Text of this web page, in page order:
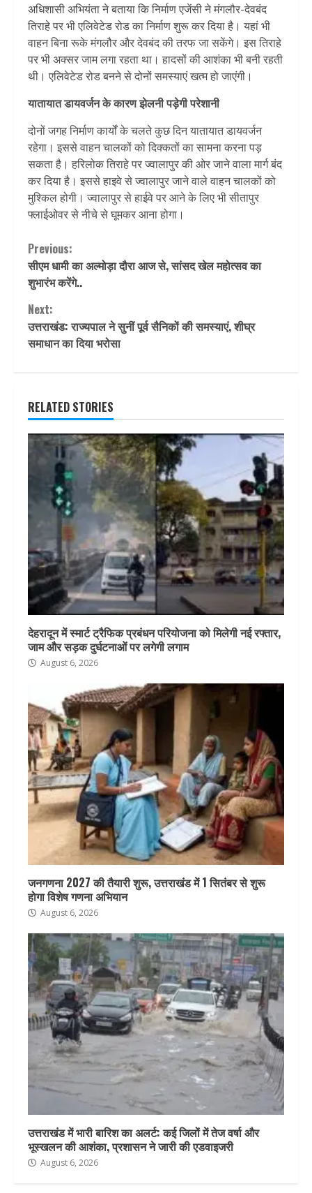
अधिशासी अभियंता ने बताया कि निर्माण एजेंसी ने मंगलौर-देवबंद
तिराहे पर भी एलिवेटेड रोड का निर्माण शुरू कर दिया है। यहां भी
वाहन बिना रूके मंगलौर और देवबंद की तरफ जा सकेंगे। इस तिराहे
पर भी अक्सर जाम लगा रहता था। हादसों की आशंका भी बनी रहती
थी। एलिवेटेड रोड बनने से दोनों समस्याएं खत्म हो जाएंगी।
यातायात डायवर्जन के कारण झेलनी पड़ेगी परेशानी
दोनों जगह निर्माण कार्यों के चलते कुछ दिन यातायात डायवर्जन
रहेगा। इससे वाहन चालकों को दिक्कतों का सामना करना पड़
सकता है। हरिलोक तिराहे पर ज्वालापुर की ओर जाने वाला मार्ग बंद
कर दिया है। इससे हाइवे से ज्वालापुर जाने वाले वाहन चालकों को
मुश्किल होगी। ज्वालापुर से हाईवे पर आने के लिए भी सीतापुर
फ्लाईओवर से नीचे से घूमकर आना होगा।
Continue
Reading
Previous:
सीएम धामी का अल्मोड़ा दौरा आज से, सांसद खेल महोत्सव का
शुभारंभ करेंगे..
Next:
उत्तराखंड: राज्यपाल ने सुनीं पूर्व सैनिकों की समस्याएं, शीघ्र
समाधान का दिया भरोसा
RELATED STORIES
देहरादून में स्मार्ट ट्रैफिक प्रबंधन परियोजना को मिलेगी नई रफ्तार,
जाम और सड़क दुर्घटनाओं पर लगेगी लगाम
August 6, 2026
जनगणना 2027 की तैयारी शुरू, उत्तराखंड में 1 सितंबर से शुरू
होगा विशेष गणना अभियान
August 6, 2026
उत्तराखंड में भारी बारिश का अलर्ट: कई जिलों में तेज वर्षा और
भूस्खलन की आशंका, प्रशासन ने जारी की एडवाइजरी
August 6, 2026